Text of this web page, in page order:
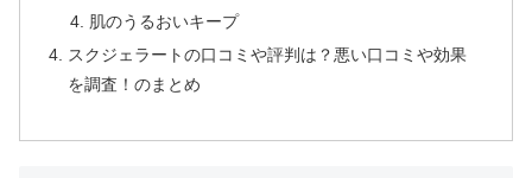
肌のうるおいキープ
スクジェラートの口コミや評判は？悪い口コミや効果
を調査！のまとめ